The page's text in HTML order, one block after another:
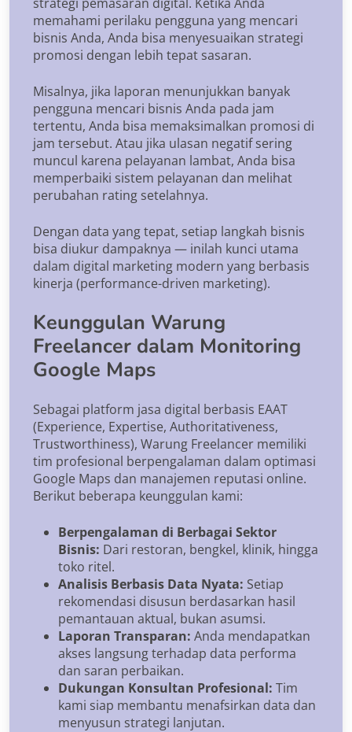
memahami perilaku pengguna yang mencari
bisnis Anda, Anda bisa menyesuaikan strategi
promosi dengan lebih tepat sasaran.
Misalnya, jika laporan menunjukkan banyak
pengguna mencari bisnis Anda pada jam
tertentu, Anda bisa memaksimalkan promosi di
jam tersebut. Atau jika ulasan negatif sering
muncul karena pelayanan lambat, Anda bisa
memperbaiki sistem pelayanan dan melihat
perubahan rating setelahnya.
Dengan data yang tepat, setiap langkah bisnis
bisa diukur dampaknya — inilah kunci utama
dalam digital marketing modern yang berbasis
kinerja (performance-driven marketing).
Keunggulan Warung
Freelancer dalam Monitoring
Google Maps
Sebagai platform jasa digital berbasis EAAT
(Experience, Expertise, Authoritativeness,
Trustworthiness), Warung Freelancer memiliki
tim profesional berpengalaman dalam optimasi
Google Maps dan manajemen reputasi online.
Berikut beberapa keunggulan kami:
Berpengalaman di Berbagai Sektor
Bisnis: Dari restoran, bengkel, klinik, hingga
toko ritel.
Analisis Berbasis Data Nyata: Setiap
rekomendasi disusun berdasarkan hasil
pemantauan aktual, bukan asumsi.
Laporan Transparan: Anda mendapatkan
akses langsung terhadap data performa
dan saran perbaikan.
Dukungan Konsultan Profesional: Tim
kami siap membantu menafsirkan data dan
menyusun strategi lanjutan.